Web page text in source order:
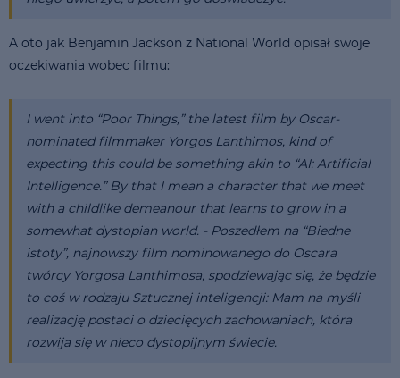
A oto jak Benjamin Jackson z National World opisał swoje
oczekiwania wobec filmu:
I went into “Poor Things,” the latest film by Oscar-
nominated filmmaker Yorgos Lanthimos, kind of
expecting this could be something akin to “AI: Artificial
Intelligence.” By that I mean a character that we meet
with a childlike demeanour that learns to grow in a
somewhat dystopian world. - Poszedłem na “Biedne
istoty”, najnowszy film nominowanego do Oscara
twórcy Yorgosa Lanthimosa, spodziewając się, że będzie
to coś w rodzaju Sztucznej inteligencji: Mam na myśli
realizację postaci o dziecięcych zachowaniach, która
rozwija się w nieco dystopijnym świecie.